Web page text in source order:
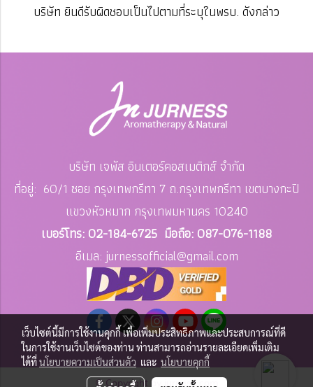
บริษัท ยินดีรับผิดชอบเป็นไปตามที่ระบุในพรบ. ดังกล่าว
บริษัท เจพัส อินเตอร์คอสเมติกส์ จำกัด
ที่อยู่: 60/1 ซอย กรุงเทพกรีทา 7 ถ.กรุงเทพกรีทา เขตบางกะปิ
แขวงหัวหมาก กรุงเทพมหานคร 10240
เบอร์โทร: 02-184-6725 มือถือ: 087-076-1188
อีเมล: jurnessofficial@gmail.com
© Copyright by jurness.com
เว็บไซต์นี้มีการใช้งานคุกกี้ เพื่อเพิ่มประสิทธิภาพและประสบการณ์ที่ดี
ในการใช้งานเว็บไซต์ของท่าน ท่านสามารถอ่านรายละเอียดเพิ่มเติม
ได้ที่นโยบายความเป็นส่วนตัว และ นโยบายคุกกี้